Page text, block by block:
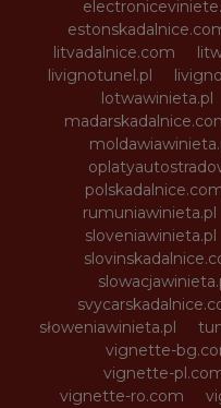
litvadalnice.com
livignotunel.pl
lotwawinieta.pl
rumuniawinieta.pl
sloveniawinieta.pl
słoweniawinieta.pl
vignette-
vignette-
vignette-ro.com